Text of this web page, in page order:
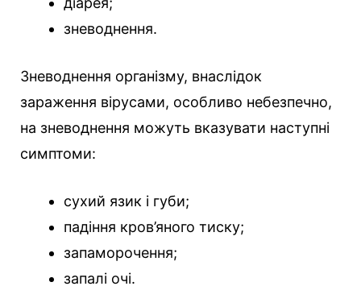
зневоднення.
Зневоднення організму, внаслідок
зараження вірусами, особливо небезпечно,
на зневоднення можуть вказувати наступні
симптоми:
сухий язик і губи;
падіння кров’яного тиску;
запаморочення;
запалі очі.